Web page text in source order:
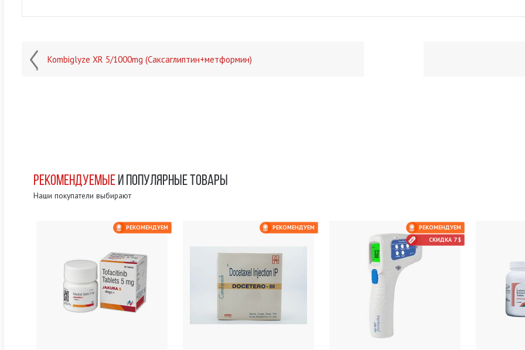
Kombiglyze XR 5/1000mg (Саксаглиптин+метформин)
РЕКОМЕНДУЕМЫЕ И ПОПУЛЯРНЫЕ ТОВАРЫ
Наши покупатели выбирают
РЕКОМЕНДУЕМ РЕКОМЕНДУЕМ
РЕКОМЕНДУЕМ
СКИДКА 7 $